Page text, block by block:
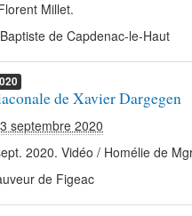
Millet.
de Capdenac-le-Haut
de Xavier Dargegen
septembre 2020
2020. Vidéo / Homélie de
de Figeac